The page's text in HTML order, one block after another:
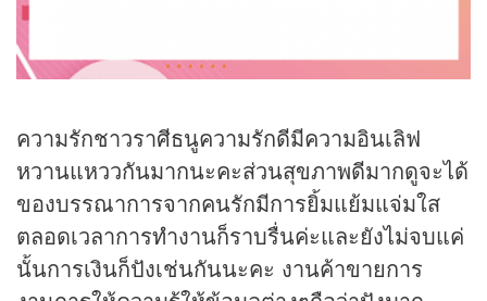
ความรักชาวราศีธนูความรักดีมีความอินเลิฟ
หวานแหววกันมากนะคะส่วนสุขภาพดีมากดูจะได้
ของบรรณาการจากคนรักมีการยิ้มแย้มแจ่มใส
ตลอดเวลาการทำงานก็ราบรื่นค่ะและยังไม่จบแค่
นั้นการเงินก็ปังเช่นกันนะคะ งานค้าขายการ